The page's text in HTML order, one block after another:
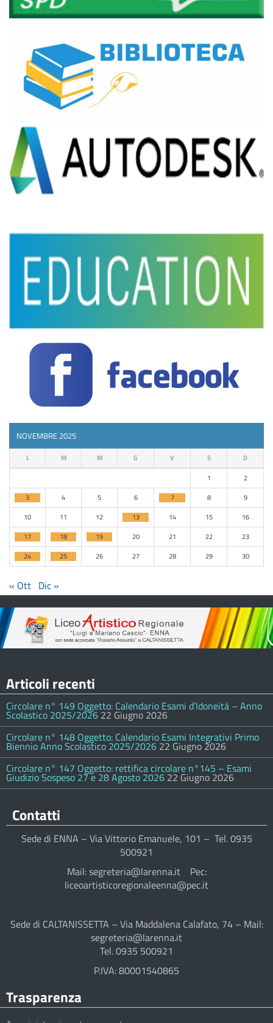
NOVEMBRE 2025
L M M G V S D
1
2
3
4 5 6 7 8
9
10
11 12 13 14 15
16
17
18 19 20 21 22
23
24
25 26 27 28 29 30
« Ott Dic »
Articoli recenti
Circolare n° 149 Oggetto: Calendario Esami d’Idoneità – Anno
Scolastico 2025/2026 22 Giugno 2026
Circolare n° 148 Oggetto: Calendario Esami Integrativi Primo
Biennio Anno Scolastico 2025/2026 22 Giugno 2026
Circolare n° 147 Oggetto: rettifica circolare n°145 – Esami
Giudizio Sospeso 27 e 28 Agosto 2026 22 Giugno 2026
Contatti
Sede di ENNA – Via Vittorio Emanuele, 101 – Tel. 0935
500921
Mail: segreteria@larenna.it Pec:
liceoartisticoregionaleenna@pec.it
Sede di CALTANISSETTA – Via Maddalena Calafato, 74 – Mail:
segreteria@larenna.it
Tel. 0935 500921
P.IVA: 80001540865
Trasparenza